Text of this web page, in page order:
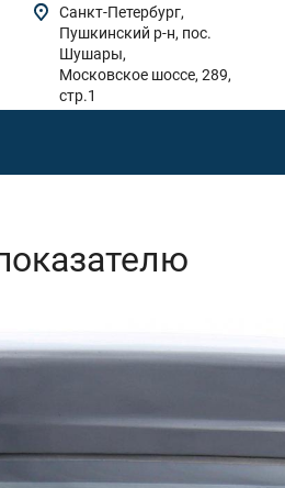
Санкт-Петербург,
Пушкинский р-н, пос.
Шушары,
Московское шоссе, 289,
стр.1